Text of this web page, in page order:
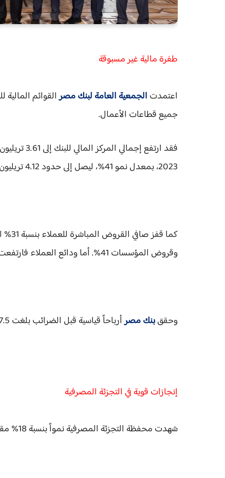
طفرة مالية غير مسبوقة
اعتمدت الجمعية العامة لبنك مصر
جميع قطاعات الأعمال.
2023، بمعدل نمو 41%، ليصل إلى حدود 4.12 تريليون جنيه في أغسطس 2025.
وقروض المؤسسات 41%. أما ودائع العملاء فارتفعت بنسبة 33% لتسجل 2.498 تريليون جنيه بنهاية ديسمبر 2024.
وحققبنك مصرأرباحاً قياسية قبل الضرائب بلغت 127.5 مليار جنيه، فيما بلغ صافي الأرباح بعد الضرائب 81.3 مليار جنيه.
إنجازات قوية في التجزئة المصرفية
شهدت محفظة التجزئة المصرفية نمواً بنسبة 18% مقارنة بنهاية 2023، و22% بنهاية أغسطس 2025.